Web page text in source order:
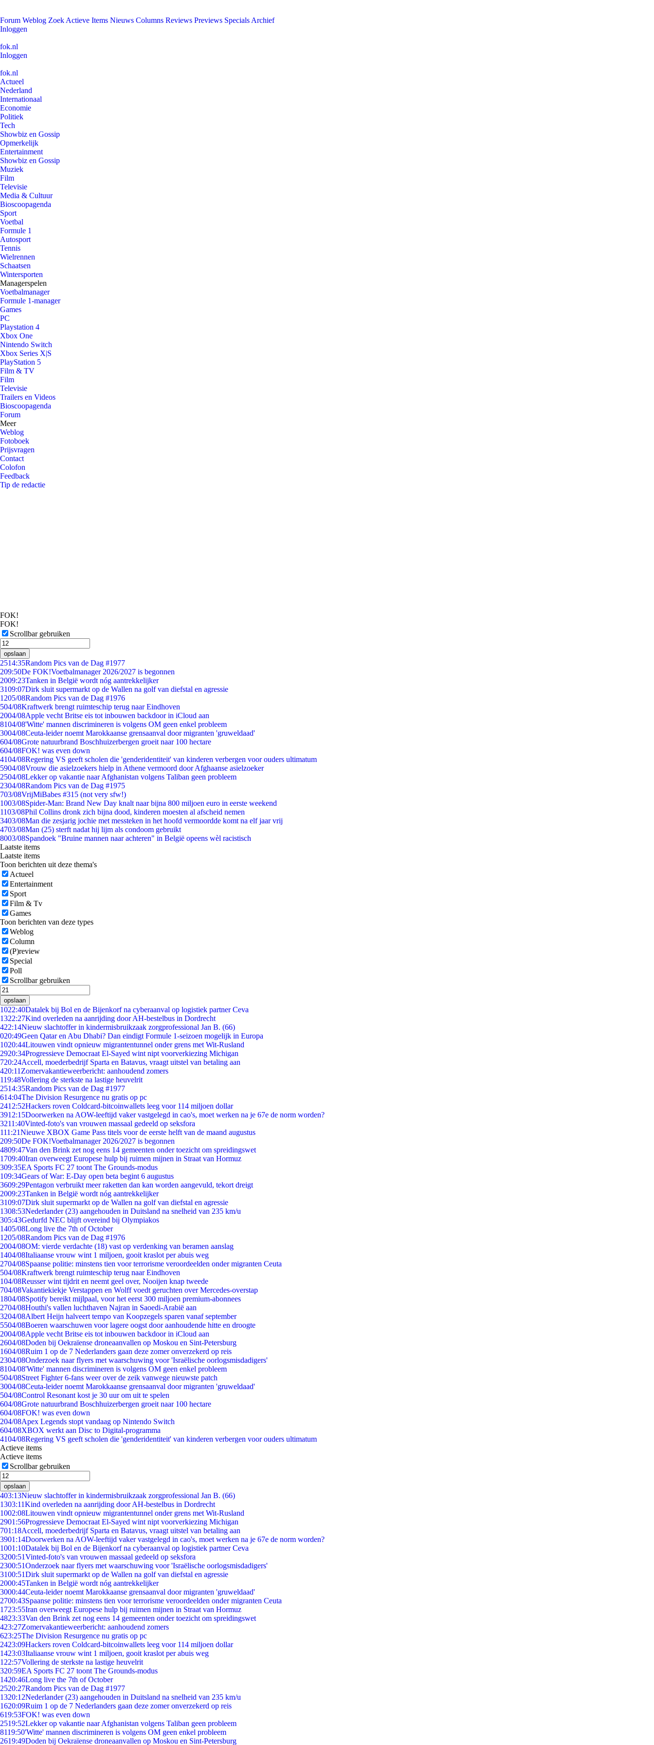
Forum Weblog Zoek Actieve Items Nieuws Columns Reviews Previews Specials Archief
Inloggen
fok.nl
Inloggen
fok.nl
Actueel
Nederland
Internationaal
Economie
Politiek
Tech
Showbiz en Gossip
Opmerkelijk
Entertainment
Showbiz en Gossip
Muziek
Film
Televisie
Media & Cultuur
Bioscoopagenda
Sport
Voetbal
Formule 1
Autosport
Tennis
Wielrennen
Schaatsen
Wintersporten
Managerspelen
Voetbalmanager
Formule 1-manager
Games
PC
Playstation 4
Xbox One
Nintendo Switch
Xbox Series X|S
PlayStation 5
Film & TV
Film
Televisie
Trailers en Videos
Bioscoopagenda
Forum
Meer
Weblog
Fotoboek
Prijsvragen
Contact
Colofon
Feedback
Tip de redactie
FOK!
FOK!
Scrollbar gebruiken
opslaan
2514:35Random Pics van de Dag #1977
209:50De FOK!Voetbalmanager 2026/2027 is begonnen
2009:23Tanken in België wordt nóg aantrekkelijker
3109:07Dirk sluit supermarkt op de Wallen na golf van diefstal en agressie
1205/08Random Pics van de Dag #1976
504/08Kraftwerk brengt ruimteschip terug naar Eindhoven
2004/08Apple vecht Britse eis tot inbouwen backdoor in iCloud aan
8104/08'Witte' mannen discrimineren is volgens OM geen enkel probleem
3004/08Ceuta-leider noemt Marokkaanse grensaanval door migranten 'gruweldaad'
604/08Grote natuurbrand Boschhuizerbergen groeit naar 100 hectare
604/08FOK! was even down
4104/08Regering VS geeft scholen die 'genderidentiteit' van kinderen verbergen voor ouders ultimatum
5904/08Vrouw die asielzoekers hielp in Athene vermoord door Afghaanse asielzoeker
2504/08Lekker op vakantie naar Afghanistan volgens Taliban geen probleem
2304/08Random Pics van de Dag #1975
703/08VrijMiBabes #315 (not very sfw!)
1003/08Spider-Man: Brand New Day knalt naar bijna 800 miljoen euro in eerste weekend
1103/08Phil Collins dronk zich bijna dood, kinderen moesten al afscheid nemen
3403/08Man die zesjarig jochie met messteken in het hoofd vermoordde komt na elf jaar vrij
4703/08Man (25) sterft nadat hij lijm als condoom gebruikt
8003/08Spandoek "Bruine mannen naar achteren" in België opeens wèl racistisch
Laatste items
Laatste items
Toon berichten uit deze thema's
Actueel
Entertainment
Sport
Film & Tv
Games
Toon berichten van deze types
Weblog
Column
(P)review
Special
Poll
Scrollbar gebruiken
opslaan
1022:40Datalek bij Bol en de Bijenkorf na cyberaanval op logistiek partner Ceva
1322:27Kind overleden na aanrijding door AH-bestelbus in Dordrecht
422:14Nieuw slachtoffer in kindermisbruikzaak zorgprofessional Jan B. (66)
020:49Geen Qatar en Abu Dhabi? Dan eindigt Formule 1-seizoen mogelijk in Europa
1020:44Litouwen vindt opnieuw migrantentunnel onder grens met Wit-Rusland
2920:34Progressieve Democraat El-Sayed wint nipt voorverkiezing Michigan
720:24Accell, moederbedrijf Sparta en Batavus, vraagt uitstel van betaling aan
420:11 Zomervakantieweerbericht: aanhoudend zomers
119:48Vollering de sterkste na lastige heuvelrit
2514:35Random Pics van de Dag #1977
614:04The Division Resurgence nu gratis op pc
2412:52Hackers roven Coldcard-bitcoinwallets leeg voor 114 miljoen dollar
3912:15Doorwerken na AOW-leeftijd vaker vastgelegd in cao's, moet werken na je 67e de norm worden?
3211:40Vinted-foto's van vrouwen massaal gedeeld op seksfora
111:21Nieuwe XBOX Game Pass titels voor de eerste helft van de maand augustus
209:50De FOK!Voetbalmanager 2026/2027 is begonnen
4809:47Van den Brink zet nog eens 14 gemeenten onder toezicht om spreidingswet
1709:40Iran overweegt Europese hulp bij ruimen mijnen in Straat van Hormuz
309:35EA Sports FC 27 toont The Grounds-modus
109:34Gears of War: E-Day open beta begint 6 augustus
3609:29Pentagon verbruikt meer raketten dan kan worden aangevuld, tekort dreigt
2009:23Tanken in België wordt nóg aantrekkelijker
3109:07Dirk sluit supermarkt op de Wallen na golf van diefstal en agressie
1308:53Nederlander (23) aangehouden in Duitsland na snelheid van 235 km/u
305:43Gedurfd NEC blijft overeind bij Olympiakos
1405/08Long live the 7th of October
1205/08Random Pics van de Dag #1976
2004/08OM: vierde verdachte (18) vast op verdenking van beramen aanslag
1404/08Italiaanse vrouw wint 1 miljoen, gooit kraslot per abuis weg
2704/08Spaanse politie: minstens tien voor terrorisme veroordeelden onder migranten Ceuta
504/08Kraftwerk brengt ruimteschip terug naar Eindhoven
104/08Reusser wint tijdrit en neemt geel over, Nooijen knap tweede
704/08Vakantiekiekje Verstappen en Wolff voedt geruchten over Mercedes-overstap
1804/08Spotify bereikt mijlpaal, voor het eerst 300 miljoen premium-abonnees
2704/08Houthi's vallen luchthaven Najran in Saoedi-Arabië aan
3204/08Albert Heijn halveert tempo van Koopzegels sparen vanaf september
5504/08Boeren waarschuwen voor lagere oogst door aanhoudende hitte en droogte
2004/08Apple vecht Britse eis tot inbouwen backdoor in iCloud aan
2604/08Doden bij Oekraïense droneaanvallen op Moskou en Sint-Petersburg
1604/08Ruim 1 op de 7 Nederlanders gaan deze zomer onverzekerd op reis
2304/08Onderzoek naar flyers met waarschuwing voor 'Israëlische oorlogsmisdadigers'
8104/08'Witte' mannen discrimineren is volgens OM geen enkel probleem
504/08Street Fighter 6-fans weer over de zeik vanwege nieuwste patch
3004/08Ceuta-leider noemt Marokkaanse grensaanval door migranten 'gruweldaad'
504/08Control Resonant kost je 30 uur om uit te spelen
604/08Grote natuurbrand Boschhuizerbergen groeit naar 100 hectare
604/08FOK! was even down
204/08Apex Legends stopt vandaag op Nintendo Switch
604/08XBOX werkt aan Disc to Digital-programma
4104/08Regering VS geeft scholen die 'genderidentiteit' van kinderen verbergen voor ouders ultimatum
Actieve items
Actieve items
Scrollbar gebruiken
opslaan
403:13Nieuw slachtoffer in kindermisbruikzaak zorgprofessional Jan B. (66)
1303:11Kind overleden na aanrijding door AH-bestelbus in Dordrecht
1002:08Litouwen vindt opnieuw migrantentunnel onder grens met Wit-Rusland
2901:56Progressieve Democraat El-Sayed wint nipt voorverkiezing Michigan
701:18Accell, moederbedrijf Sparta en Batavus, vraagt uitstel van betaling aan
3901:14Doorwerken na AOW-leeftijd vaker vastgelegd in cao's, moet werken na je 67e de norm worden?
1001:10Datalek bij Bol en de Bijenkorf na cyberaanval op logistiek partner Ceva
3200:51Vinted-foto's van vrouwen massaal gedeeld op seksfora
2300:51Onderzoek naar flyers met waarschuwing voor 'Israëlische oorlogsmisdadigers'
3100:51Dirk sluit supermarkt op de Wallen na golf van diefstal en agressie
2000:45Tanken in België wordt nóg aantrekkelijker
3000:44Ceuta-leider noemt Marokkaanse grensaanval door migranten 'gruweldaad'
2700:43Spaanse politie: minstens tien voor terrorisme veroordeelden onder migranten Ceuta
1723:55Iran overweegt Europese hulp bij ruimen mijnen in Straat van Hormuz
4823:33Van den Brink zet nog eens 14 gemeenten onder toezicht om spreidingswet
423:27Zomervakantieweerbericht: aanhoudend zomers
623:25The Division Resurgence nu gratis op pc
2423:09Hackers roven Coldcard-bitcoinwallets leeg voor 114 miljoen dollar
1423:03Italiaanse vrouw wint 1 miljoen, gooit kraslot per abuis weg
1 22:57Vollering de sterkste na lastige heuvelrit
320:59EA Sports FC 27 toont The Grounds-modus
1420:46Long live the 7th of October
2520:27Random Pics van de Dag #1977
1320:12Nederlander (23) aangehouden in Duitsland na snelheid van 235 km/u
1620:09Ruim 1 op de 7 Nederlanders gaan deze zomer onverzekerd op reis
619:53FOK! was even down
2519:52Lekker op vakantie naar Afghanistan volgens Taliban geen probleem
8119:50'Witte' mannen discrimineren is volgens OM geen enkel probleem
2619:49Doden bij Oekraïense droneaanvallen op Moskou en Sint-Petersburg